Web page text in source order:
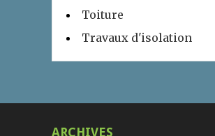
Toiture
Travaux d'isolation
ARCHIVES